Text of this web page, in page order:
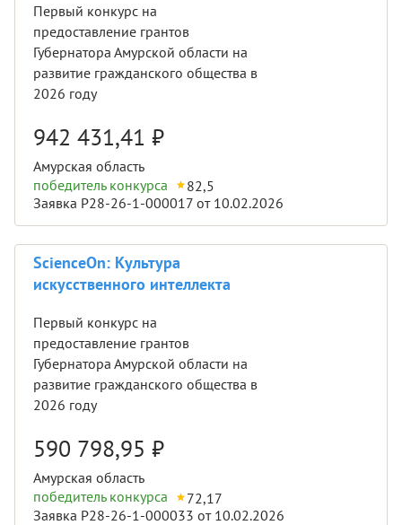
Первый конкурс на
предоставление грантов
Губернатора Амурской области на
развитие гражданского общества в
2026 году
942 431,41 ₽
Амурская область
победитель конкурса
82,5
Заявка Р28-26-1-000017 от 10.02.2026
ScienceOn: Культура
искусственного интеллекта
Первый конкурс на
предоставление грантов
Губернатора Амурской области на
развитие гражданского общества в
2026 году
590 798,95 ₽
Амурская область
победитель конкурса
72,17
Заявка Р28-26-1-000033 от 10.02.2026